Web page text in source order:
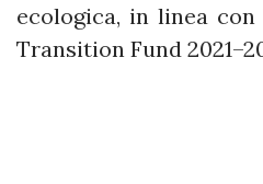
ecologica, in linea
Transition Fund